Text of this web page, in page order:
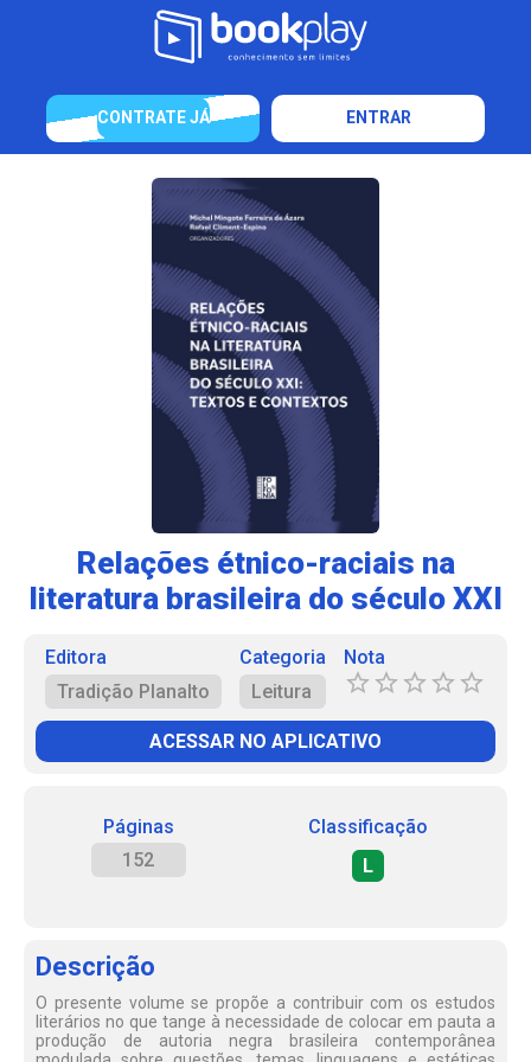
CONTRATE JÁ ENTRAR
Relações étnico-raciais na
literatura brasileira do século XXI
Editora
Tradição Planalto
Categoria
Leitura
Nota
ACESSAR NO APLICATIVO
Páginas
152
Classificação
L
Descrição
O presente volume se propõe a contribuir com os estudos
literários no que tange à necessidade de colocar em pauta a
produção de autoria negra brasileira contemporânea